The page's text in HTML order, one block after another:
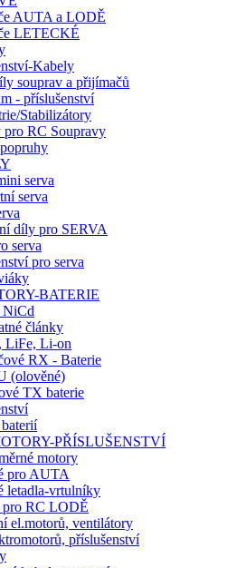
AUTA a LODĚ
LETECKÉ
Kabely
souprav a přijímačů
- příslušenství
Stabilizátory
pro RC Soupravy
serva
serva
díly pro SERVA
serva
pro serva
BATERIE
články
LiFe, Li-on
RX - Baterie
(olověné)
TX baterie
PŘÍSLUŠENSTVÍ
motory
pro AUTA
letadla-vrtulníky
RC LODĚ
el.motorů, ventilátory
příslušenství